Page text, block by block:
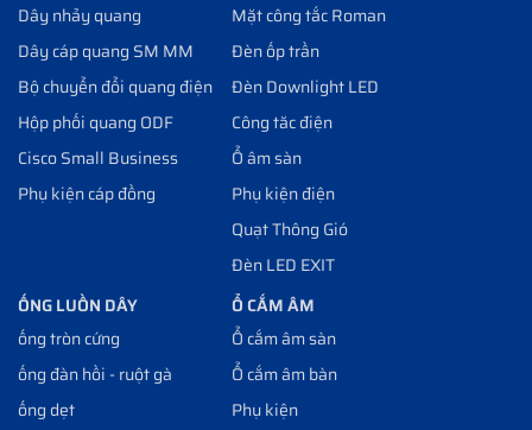
Dây nhảy quang
Dây cáp quang SM MM
Bộ chuyển đổi quang điện
Hộp phối quang ODF
Cisco Small Business
Phụ kiện cáp đồng
Mặt công tắc Roman
Đèn ốp trần
Đèn Downlight LED
Công tăc điện
Ổ âm sàn
Phụ kiện điện
Quạt Thông Gió
Đèn LED EXIT
ỐNG LUỒN DÂY
ống tròn cứng
ống đàn hồi - ruột gà
ống dẹt
Ổ CẮM ÂM
Ổ cắm âm sàn
Ổ cắm âm bàn
Phụ kiện